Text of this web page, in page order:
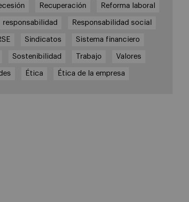
Recuperación Reforma laboral
responsabilidad Responsabilidad social
Sindicatos Sistema financiero
Sostenibilidad Trabajo Valores
Ética Ética de la empresa